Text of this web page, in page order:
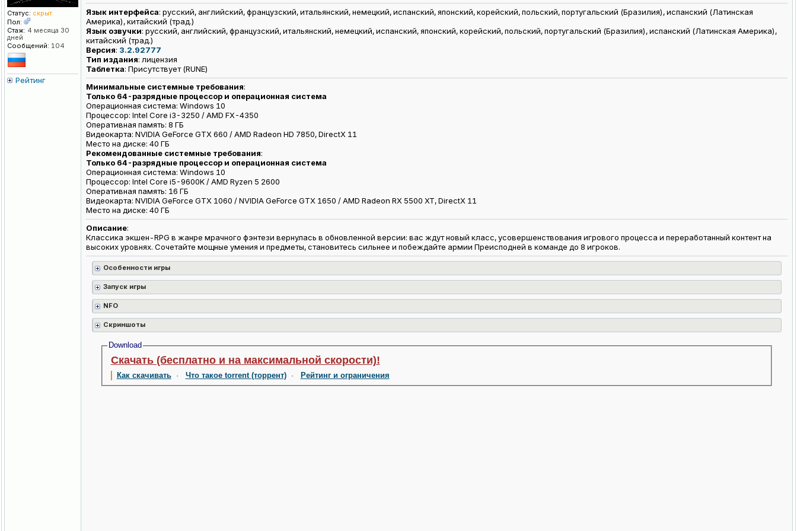
Статус: скрыт
Пол:
Стаж: 4 месяца 30
дней
Сообщений: 104
Рейтинг
Язык интерфейса: русский, английский, французский, итальянский, немецкий, испанский, японский, корейский, польский, португальский (Бразилия), испанский (Латинская
Америка), китайский (трад.)
Язык озвучки: русский, английский, французский, итальянский, немецкий, испанский, японский, корейский, польский, португальский (Бразилия), испанский (Латинская Америка),
китайский (трад.)
Версия: 3.2.92777
Тип издания: лицензия
Таблeтка: Присутствует (RUNE)
Минимальные системные требования:
Только 64-разрядные процессор и операционная система
Операционная система: Windows 10
Процессор: Intel Core i3-3250 / AMD FX-4350
Оперативная память: 8 ГБ
Видеокарта: NVIDIA GeForce GTX 660 / AMD Radeon HD 7850, DirectX 11
Место на диске: 40 ГБ
Рекомендованные системные требования:
Только 64-разрядные процессор и операционная система
Операционная система: Windows 10
Процессор: Intel Core i5-9600K / AMD Ryzen 5 2600
Оперативная память: 16 ГБ
Видеокарта: NVIDIA GeForce GTX 1060 / NVIDIA GeForce GTX 1650 / AMD Radeon RX 5500 XT, DirectX 11
Место на диске: 40 ГБ
Описание:
Классика экшен-RPG в жанре мрачного фэнтези вернулась в обновленной версии: вас ждут новый класс, усовершенствования игрового процесса и переработанный контент на
высоких уровнях. Сочетайте мощные умения и предметы, становитесь сильнее и побеждайте армии Преисподней в команде до 8 игроков.
Особенности игры
Запуск игры
NFO
Скриншоты
Download
Скачать (бесплатно и на максимальной скорости)!
Как скачивать· Что такое torrent (торрент)· Рейтинг и ограничения